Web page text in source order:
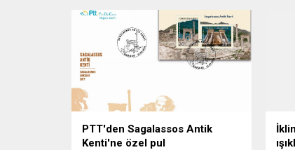
çalışılan, piyasa değerinin yaklaşık
500 milyon TL civarında olduğu
tahmin edilen uyuşturucu madde
ele geçirildi. ANKARA (İGFA) –
Haberi sosyal medya hesabından
Ticaret Bakanı Prof. Dr. Ömer Bolat
duyurdu. “Gençlerimizin
zehirlenmesine izin...
PTT'den Sagalassos Antik
Kenti'ne özel pul